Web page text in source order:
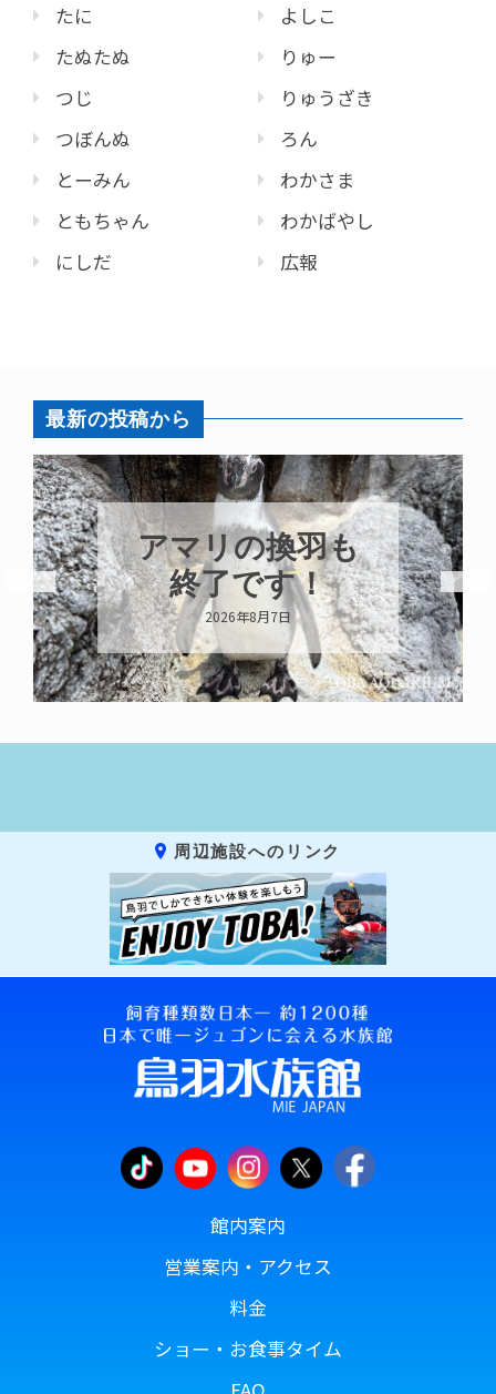
たに
たぬたぬ
つじ
つぼんぬ
とーみん
ともちゃん
にしだ
よしこ
りゅー
りゅうざき
ろん
わかさま
わかばやし
広報
最新の投稿から
アマリの換羽も
終了です！
2026年8月7日
周辺施設へのリンク
館内案内
営業案内・アクセス
料金
ショー・お食事タイム